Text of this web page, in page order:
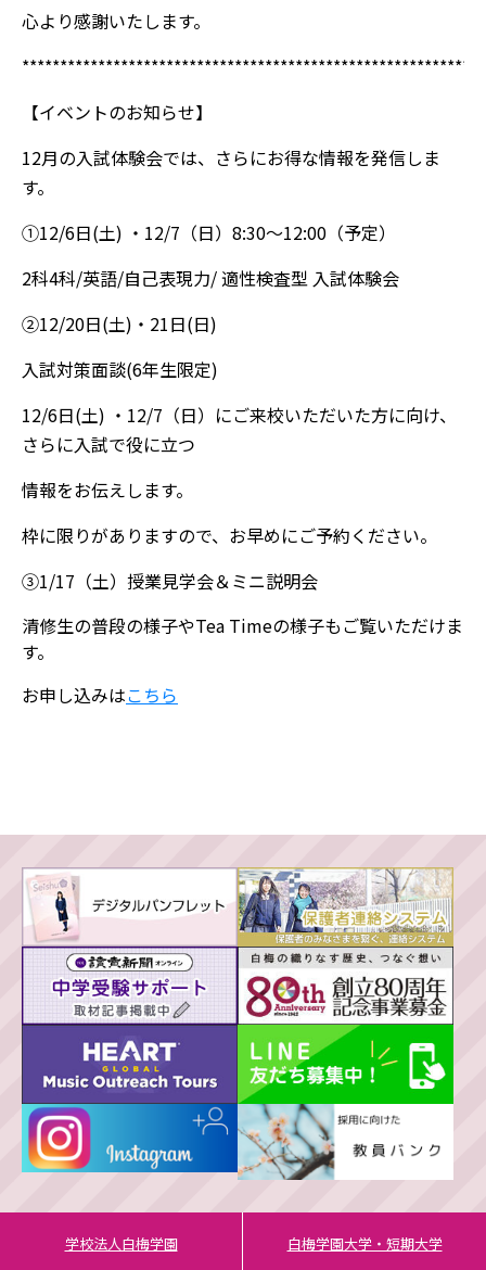
心より感謝いたします。
【イベントのお知らせ】
12月の入試体験会では、さらにお得な情報を発信しま
す。
①12/6日(土) ・12/7（日）8:30～12:00（予定）
2科4科/英語/自己表現力/ 適性検査型 入試体験会
②12/20日(土)・21日(日)
入試対策面談(6年生限定)
12/6日(土) ・12/7（日）にご来校いただいた方に向け、
さらに入試で役に立つ
情報をお伝えします。
枠に限りがありますので、お早めにご予約ください。
③1/17（土）授業見学会＆ミニ説明会
清修生の普段の様子やTea Timeの様子もご覧いただけま
す。
お申し込みはこちら
学校法人白梅学園 白梅学園大学・短期大学